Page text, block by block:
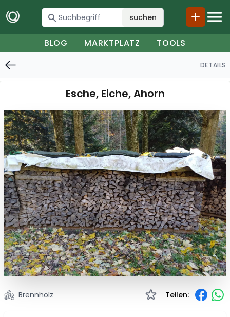
suchen
BLOG MARKTPLATZ TOOLS
DETAILS
Esche, Eiche, Ahorn
Brennholz Teilen: